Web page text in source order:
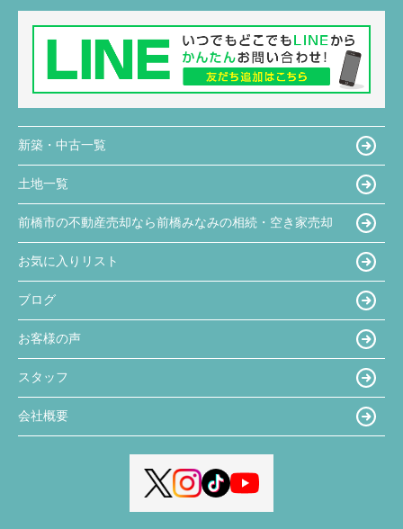
新築・中古一覧
土地一覧
前橋市の不動産売却なら前橋みなみの相続・空き家売却
お気に入りリスト
ブログ
お客様の声
スタッフ
会社概要